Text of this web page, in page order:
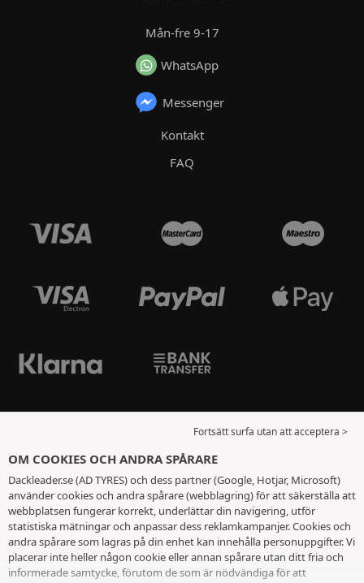
Mån-fre 9-17
WhatsApp
Messenger
Kontakt
FAQ
Fortsätt surfa utan att acceptera >
OM COOKIES OCH ANDRA SPÅRARE
Dackleader.se (AD TYRES) och dess partner (Google, Hotjar, Microsoft)
använder cookies och andra spårare (webblagring) för att säkerställa att
webbplatsen fungerar korrekt, underlättar din navigering, utför
statistiska mätningar och anpassar dess reklamkampanjer. Cookies och
andra spårare som lagras på din enhet kan innehålla personuppgifter. Vi
placerar inte heller någon cookie eller annan spårare utan ditt fria och
informerade samtycke, förutom de som är nödvändiga för att